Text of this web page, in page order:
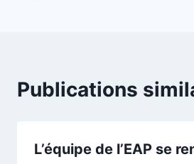
Publications
L’équipe de l’EAP se